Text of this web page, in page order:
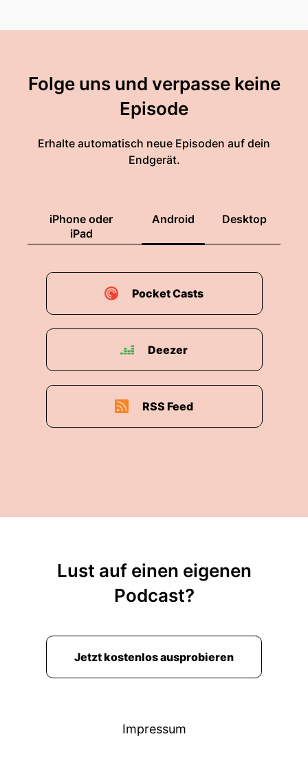
Folge uns und verpasse keine
Episode
Erhalte automatisch neue Episoden auf dein
Endgerät.
iPhone oder
iPad
Android Desktop
Pocket Casts
Deezer
RSS Feed
Lust auf einen eigenen
Podcast?
Jetzt kostenlos ausprobieren
Impressum